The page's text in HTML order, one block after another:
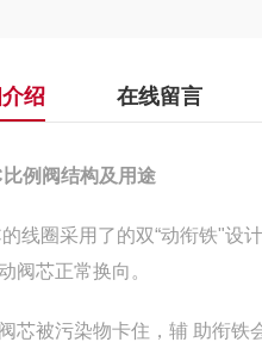
绍 在线留言
例阀结构及用途
线圈采用了的双“动衔铁"设
阀芯正常换向。
芯被污染物卡住，辅 助衔铁